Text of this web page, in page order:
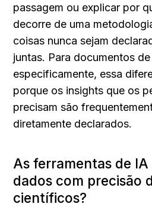
passagem ou explicar por
decorre de uma
coisas nunca sejam
juntas. Para documentos
especificamente, essa
porque os insights que os
precisam são
diretamente declarados.
As ferramentas de
dados com precisão
científicos?